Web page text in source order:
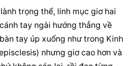
trọng thể, linh mục giơ hai
tay ngài hướng thẳng về
tay úp xuống như trong Kinh
nhưng giơ cao hơn và